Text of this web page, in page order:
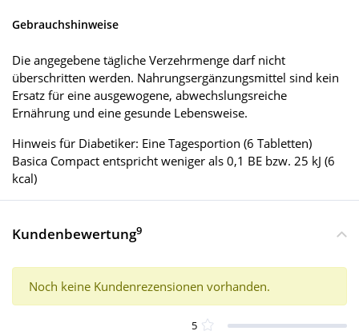
Gebrauchshinweise
Die angegebene tägliche Verzehrmenge darf nicht
überschritten werden. Nahrungsergänzungsmittel sind kein
Ersatz für eine ausgewogene, abwechslungsreiche
Ernährung und eine gesunde Lebensweise.
Hinweis für Diabetiker: Eine Tagesportion (6 Tabletten)
Basica Compact entspricht weniger als 0,1 BE bzw. 25 kJ (6
kcal)
Kundenbewertung9
Noch keine Kundenrezensionen vorhanden.
5